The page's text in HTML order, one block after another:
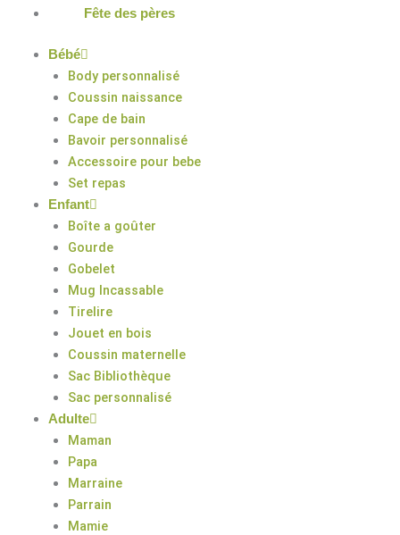
Fête des pères
Bébé
Body personnalisé
Coussin naissance
Cape de bain
Bavoir personnalisé
Accessoire pour bebe
Set repas
Enfant
Boîte a goûter
Gourde
Gobelet
Mug Incassable
Tirelire
Jouet en bois
Coussin maternelle
Sac Bibliothèque
Sac personnalisé
Adulte
Maman
Papa
Marraine
Parrain
Mamie